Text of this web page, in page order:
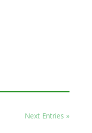
Next Entries »